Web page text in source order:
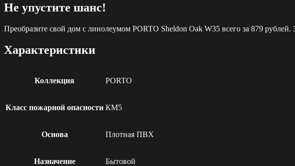
Не упустите шанс!
Преобразите свой дом с линолеумом PORTO Sheldon Oak W35 всего за 879
Характеристики
Коллекция PORTO
Класс пожарной опасности КМ5
Основа Плотная ПВХ
Назначение Бытовой